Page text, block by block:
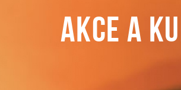
AKCE A